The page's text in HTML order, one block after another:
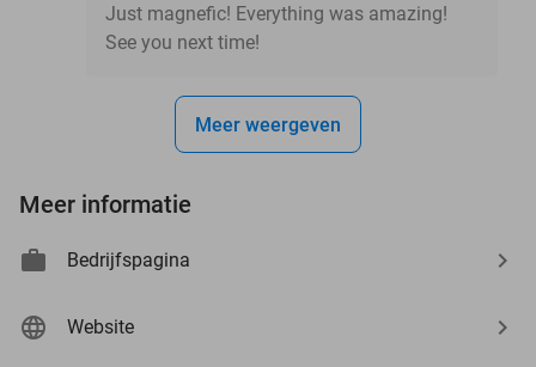
Just magnefic! Everything was amazing!
See you next time!
Meer weergeven
Meer informatie
Bedrijfspagina
Website